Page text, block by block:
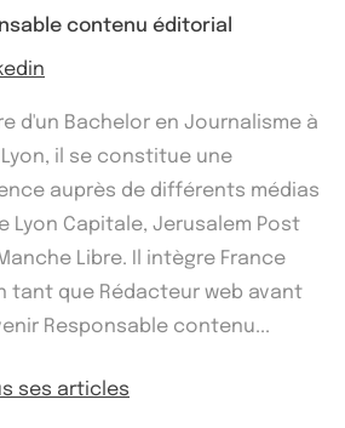
contenu éditorial
d'un Bachelor en Journalisme à
Lyon, il se constitue une
auprès de différents médias
Lyon Capitale, Jerusalem Post
Libre. Il intègre France
tant que Rédacteur web avant
Responsable contenu...
ses articles